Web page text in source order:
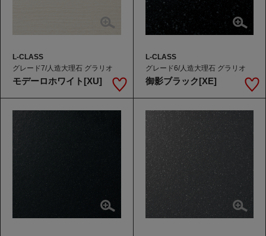
L-CLASS
グレード7/人造大理石 グラリオ
モデーロホワイト[XU]
L-CLASS
グレード6/人造大理石 グラリオ
御影ブラック[XE]